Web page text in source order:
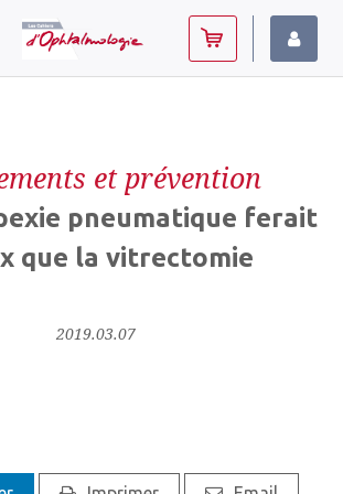
et prévention
pneumatique ferait
que la vitrectomie
2019.03.07
des cookies